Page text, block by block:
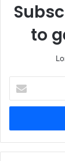
to
t
r
y